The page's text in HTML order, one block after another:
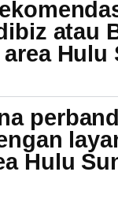
atau
Hulu
Hulu